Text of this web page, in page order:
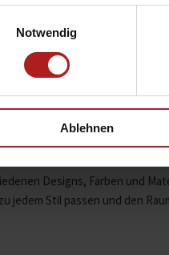
Notwendig
Ablehnen
und gleichmäßig filtern,
und somit eine angenehme
Ihre Privatsphäre zu
Designs, Farben und
jedem Stil passen und den